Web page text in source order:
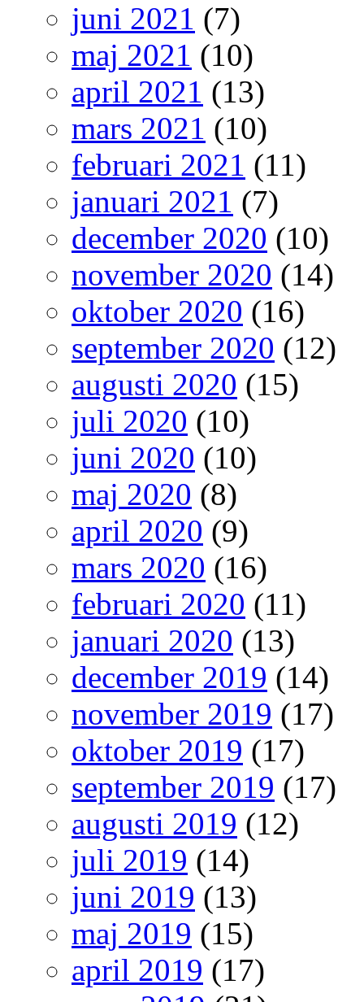
juni 2021 (7)
maj 2021 (10)
april 2021 (13)
mars 2021 (10)
februari 2021 (11)
januari 2021 (7)
december 2020 (10)
november 2020 (14)
oktober 2020 (16)
september 2020 (12)
augusti 2020 (15)
juli 2020 (10)
juni 2020 (10)
maj 2020 (8)
april 2020 (9)
mars 2020 (16)
februari 2020 (11)
januari 2020 (13)
december 2019 (14)
november 2019 (17)
oktober 2019 (17)
september 2019 (17)
augusti 2019 (12)
juli 2019 (14)
juni 2019 (13)
maj 2019 (15)
april 2019 (17)